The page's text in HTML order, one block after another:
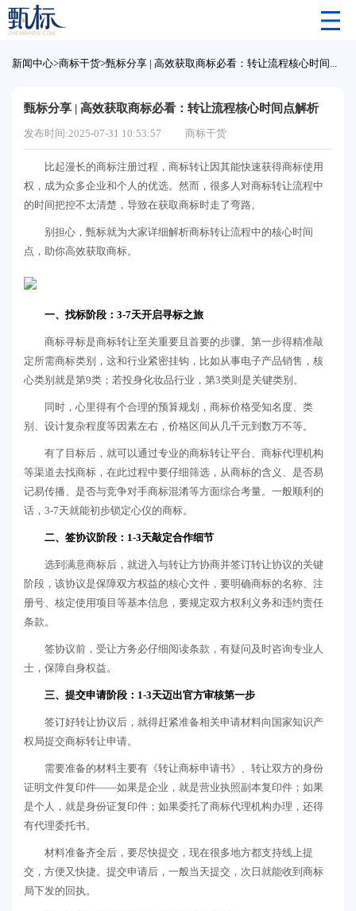
新闻中心>商标干货> 甄标分享 | 高效获取商标必看：转让流程核心时间点解析
甄标分享 | 高效获取商标必看：转让流程核心时间点解析
发布时间:2025-07-31 10:53:57 商标干货
比起漫长的商标注册过程，商标转让因其能快速获得商标使用
权，成为众多企业和个人的优选。然而，很多人对商标转让流程中
的时间把控不太清楚，导致在获取商标时走了弯路。
别担心，甄标就为大家详细解析商标转让流程中的核心时间
点，助你高效获取商标。
一、找标阶段：3-7天开启寻标之旅
商标寻标是商标转让至关重要且首要的步骤。第一步得精准敲
定所需商标类别，这和行业紧密挂钩，比如从事电子产品销售，核
心类别就是第9类；若投身化妆品行业，第3类则是关键类别。
同时，心里得有个合理的预算规划，商标价格受知名度、类
别、设计复杂程度等因素左右，价格区间从几千元到数万不等。
有了目标后，就可以通过专业的商标转让平台、商标代理机构
等渠道去找商标，在此过程中要仔细筛选，从商标的含义、是否易
记易传播、是否与竞争对手商标混淆等方面综合考量。一般顺利的
话，3-7天就能初步锁定心仪的商标。
二、签协议阶段：1-3天敲定合作细节
选到满意商标后，就进入与转让方协商并签订转让协议的关键
阶段，该协议是保障双方权益的核心文件，要明确商标的名称、注
册号、核定使用项目等基本信息，要规定双方权利义务和违约责任
条款。
签协议前，受让方务必仔细阅读条款，有疑问及时咨询专业人
士，保障自身权益。
三、提交申请阶段：1-3天迈出官方审核第一步
签订好转让协议后，就得赶紧准备相关申请材料向国家知识产
权局提交商标转让申请。
需要准备的材料主要有《转让商标申请书》、转让双方的身份
证明文件复印件——如果是企业，就是营业执照副本复印件；如果
是个人，就是身份证复印件；如果委托了商标代理机构办理，还得
有代理委托书。
材料准备齐全后，要尽快提交，现在很多地方都支持线上提
交，方便又快捷。提交申请后，一般当天提交，次日就能收到商标
局下发的回执。